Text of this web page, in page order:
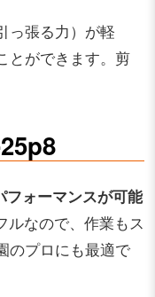
っ張る力）が軽
とができます。剪
フォーマンスが可能
ルなので、作業もス
のプロにも最適で